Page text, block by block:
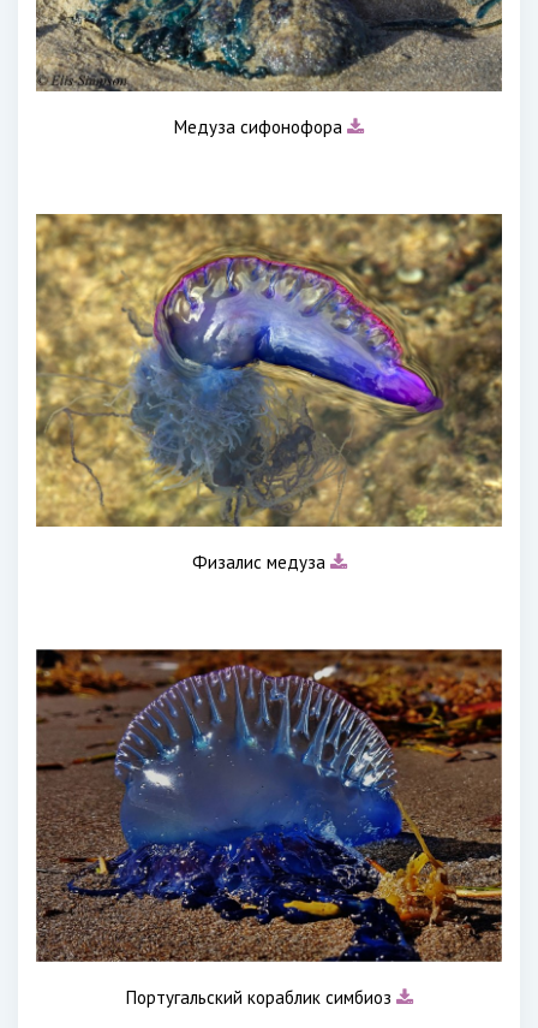
Медуза сифонофора
Физалис медуза
Португальский кораблик симбиоз